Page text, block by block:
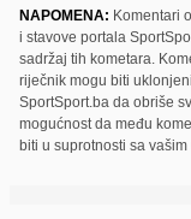
NAPOMENA: Komentari
i stavove portala
sadržaj tih kometara.
riječnik mogu biti
SportSport.ba da obriše
mogućnost da među
biti u suprotnosti sa vašim